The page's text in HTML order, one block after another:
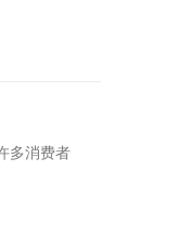
多消费者